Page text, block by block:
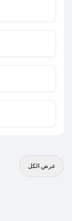
هل
عرض الكل